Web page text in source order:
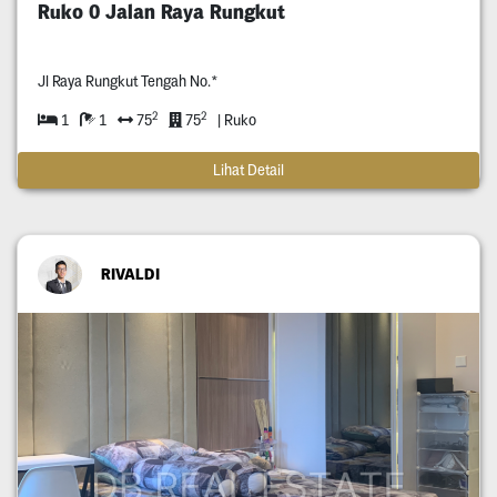
Ruko 0 Jalan Raya Rungkut
Jl Raya Rungkut Tengah No.*
1 1 752 752 | Ruko
Lihat Detail
RIVALDI